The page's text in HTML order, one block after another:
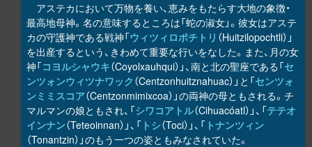
アステカにおいて万物を養い、恵みをもたらす大地の象徴・
最高地母神。名の意味するところは「蛇の淑女」。彼女はアステ
カの守護神である戦神「ウィツィロポチトリ （Huitzilopochtli）」
を出産するという、きわめて重要な行いをなした。また、月の女
神「コヨルシャウキ（Coyolxauhqui）」、南と北の聖座である「セ
ンツォンウィツナワック （Centzonhuitznahuac）」と「センツォ
ンミミスコア（Centzonmimixcoa）」の両神の母ともされる。チ
マルマンの娘ともされ、「シワコアトル（Cihuacóatl）」、「テテオ
インナン（Teteoinnan）」、「 トシ（Toci）」、「 トナンツィン
（Tonantzin）」のもう一つの姿ともみなされていた。